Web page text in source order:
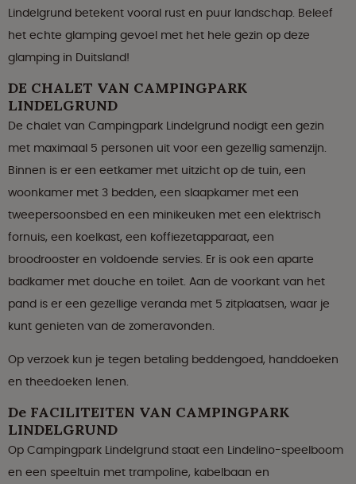
Lindelgrund betekent vooral rust en puur landschap. Beleef
het echte glamping gevoel met het hele gezin op deze
glamping in Duitsland!
DE CHALET VAN CAMPINGPARK
LINDELGRUND
De chalet van Campingpark Lindelgrund nodigt een gezin
met maximaal 5 personen uit voor een gezellig samenzijn.
Binnen is er een eetkamer met uitzicht op de tuin, een
woonkamer met 3 bedden, een slaapkamer met een
tweepersoonsbed en een minikeuken met een elektrisch
fornuis, een koelkast, een koffiezetapparaat, een
broodrooster en voldoende servies. Er is ook een aparte
badkamer met douche en toilet. Aan de voorkant van het
pand is er een gezellige veranda met 5 zitplaatsen, waar je
kunt genieten van de zomeravonden.
Op verzoek kun je tegen betaling beddengoed, handdoeken
en theedoeken lenen.
De FACILITEITEN VAN CAMPINGPARK
LINDELGRUND
Op Campingpark Lindelgrund staat een Lindelino-speelboom
en een speeltuin met trampoline, kabelbaan en